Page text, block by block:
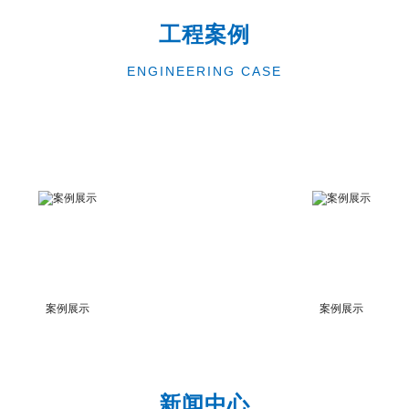
工程案例
ENGINEERING CASE
案例展示 案例展示
新闻中心